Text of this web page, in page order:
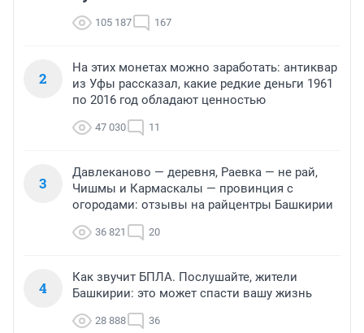
105 187 167
2
На этих монетах можно заработать: антиквар
из Уфы рассказал, какие редкие деньги 1961
по 2016 год обладают ценностью
47 030 11
3
Давлеканово — деревня, Раевка — не рай,
Чишмы и Кармаскалы — провинция с
огородами: отзывы на райцентры Башкирии
36 821 20
4
Как звучит БПЛА. Послушайте, жители
Башкирии: это может спасти вашу жизнь
28 888 36